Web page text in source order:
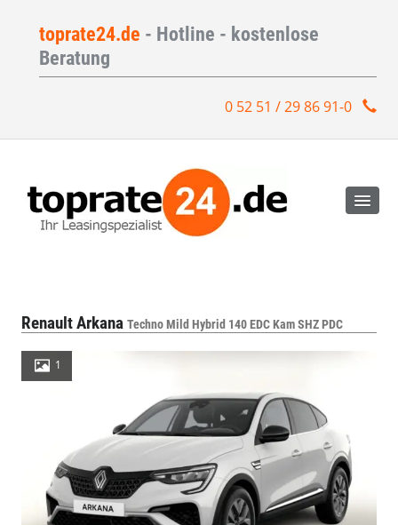
toprate24.de - Hotline - kostenlose
Beratung
0 52 51 / 29 86 91-0
Renault Arkana Techno Mild Hybrid 140 EDC Kam SHZ PDC
1